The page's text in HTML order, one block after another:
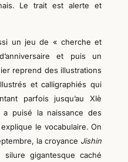
Le trait est alerte et
un jeu de « cherche et
et puis un
reprend des illustrations
et calligraphiés qui
parfois jusqu’au XIè
a puisé la naissance des
le vocabulaire. On
la croyance Jishin
gigantesque caché